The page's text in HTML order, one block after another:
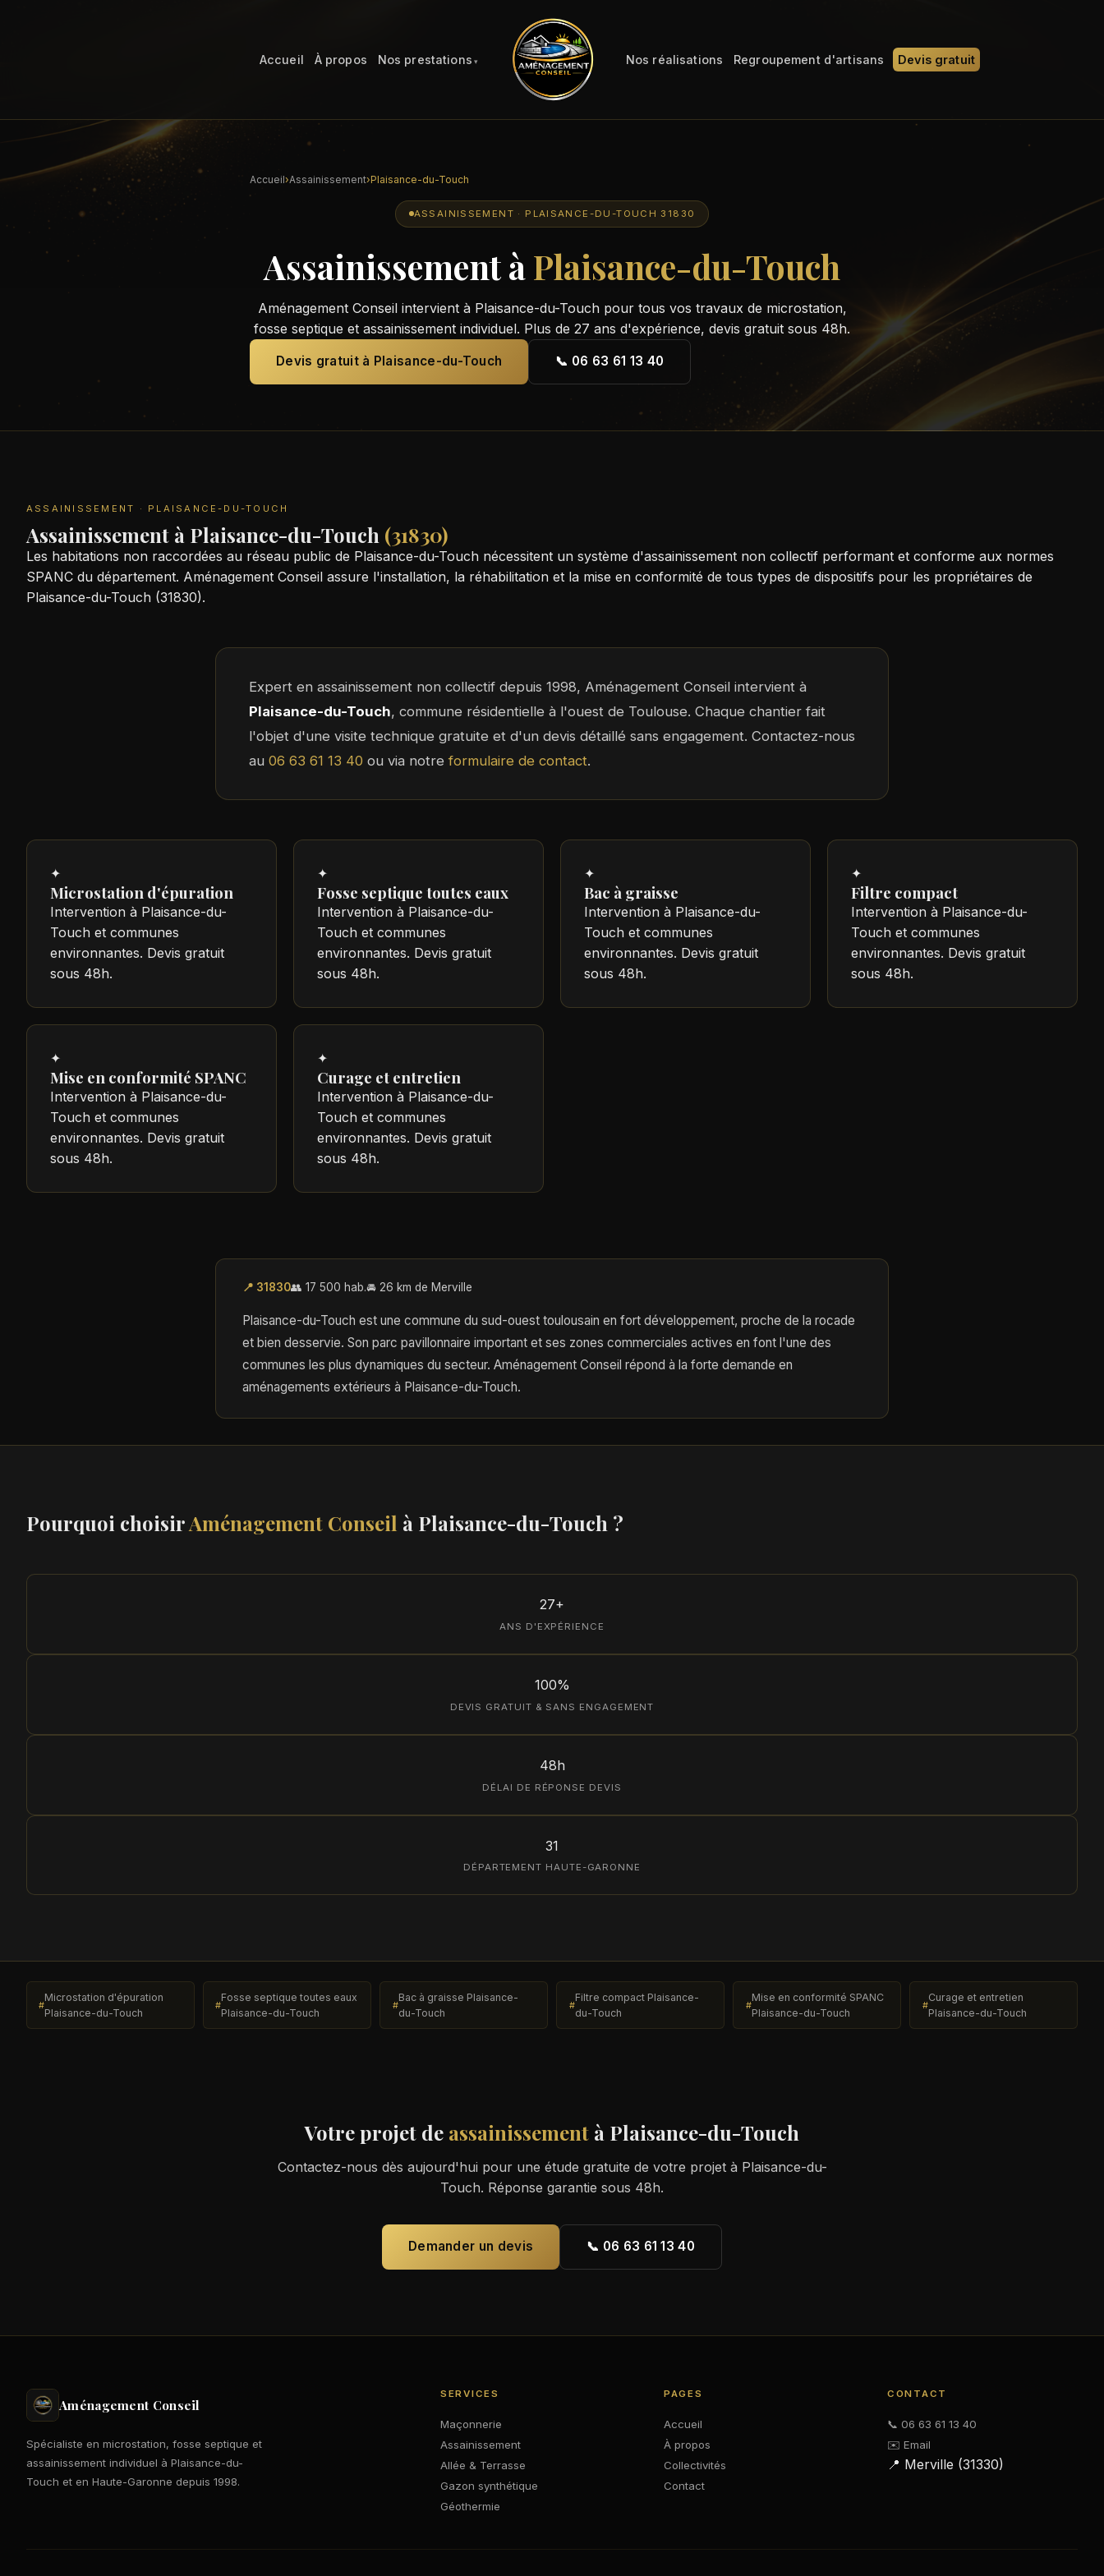
Accueil À propos Nos prestations Nos réalisations Regroupement d'artisans Devis gratuit
Accueil›Assainissement›Plaisance-du-Touch
ASSAINISSEMENT · PLAISANCE-DU-TOUCH 31830
Assainissement àPlaisance-du-Touch
Aménagement Conseil intervient à Plaisance-du-Touch pour tous vos travaux de microstation,
fosse septique et assainissement individuel. Plus de 27 ans d'expérience, devis gratuit sous 48h.
Devis gratuit à Plaisance-du-Touch 📞 06 63 61 13 40
ASSAINISSEMENT · PLAISANCE-DU-TOUCH
Assainissement à Plaisance-du-Touch (31830)
Les habitations non raccordées au réseau public de Plaisance-du-Touch nécessitent un système d'assainissement non collectif performant et conforme aux normes
SPANC du département. Aménagement Conseil assure l'installation, la réhabilitation et la mise en conformité de tous types de dispositifs pour les propriétaires de
Plaisance-du-Touch (31830).
Expert en assainissement non collectif depuis 1998, Aménagement Conseil intervient à
Plaisance-du-Touch, commune résidentielle à l'ouest de Toulouse. Chaque chantier fait
l'objet d'une visite technique gratuite et d'un devis détaillé sans engagement. Contactez-nous
au 06 63 61 13 40 ou via notreformulaire de contact.
✦
Microstation d'épuration
Intervention à Plaisance-du-
Touch et communes
environnantes. Devis gratuit
sous 48h.
✦
Fosse septique toutes eaux
Intervention à Plaisance-du-
Touch et communes
environnantes. Devis gratuit
sous 48h.
✦
Bac à graisse
Intervention à Plaisance-du-
Touch et communes
environnantes. Devis gratuit
sous 48h.
✦
Filtre compact
Intervention à Plaisance-du-
Touch et communes
environnantes. Devis gratuit
sous 48h.
✦
Mise en conformité SPANC
Intervention à Plaisance-du-
Touch et communes
environnantes. Devis gratuit
sous 48h.
✦
Curage et entretien
Intervention à Plaisance-du-
Touch et communes
environnantes. Devis gratuit
sous 48h.
📍 31830👥 17 500 hab.🚘 26 km de Merville
Plaisance-du-Touch est une commune du sud-ouest toulousain en fort développement, proche de la rocade
et bien desservie. Son parc pavillonnaire important et ses zones commerciales actives en font l'une des
communes les plus dynamiques du secteur. Aménagement Conseil répond à la forte demande en
aménagements extérieurs à Plaisance-du-Touch.
Pourquoi choisirAménagement Conseil à Plaisance-du-Touch ?
27+
ANS D'EXPÉRIENCE
100%
DEVIS GRATUIT & SANS ENGAGEMENT
48h
DÉLAI DE RÉPONSE DEVIS
31
DÉPARTEMENT HAUTE-GARONNE
Microstation d'épuration
Plaisance-du-Touch
Fosse septique toutes eaux
Plaisance-du-Touch
Bac à graisse Plaisance-
du-Touch
Filtre compact Plaisance-
du-Touch
Mise en conformité SPANC
Plaisance-du-Touch
Curage et entretien
Plaisance-du-Touch
Votre projet de assainissement à Plaisance-du-Touch
Contactez-nous dès aujourd'hui pour une étude gratuite de votre projet à Plaisance-du-
Touch. Réponse garantie sous 48h.
Demander un devis 📞 06 63 61 13 40
Aménagement Conseil
Spécialiste en microstation, fosse septique et
assainissement individuel à Plaisance-du-
Touch et en Haute-Garonne depuis 1998.
SERVICES
Maçonnerie
Assainissement
Allée & Terrasse
Gazon synthétique
Géothermie
PAGES
Accueil
À propos
Collectivités
Contact
CONTACT
📞 06 63 61 13 40
✉️ Email
📍 Merville (31330)